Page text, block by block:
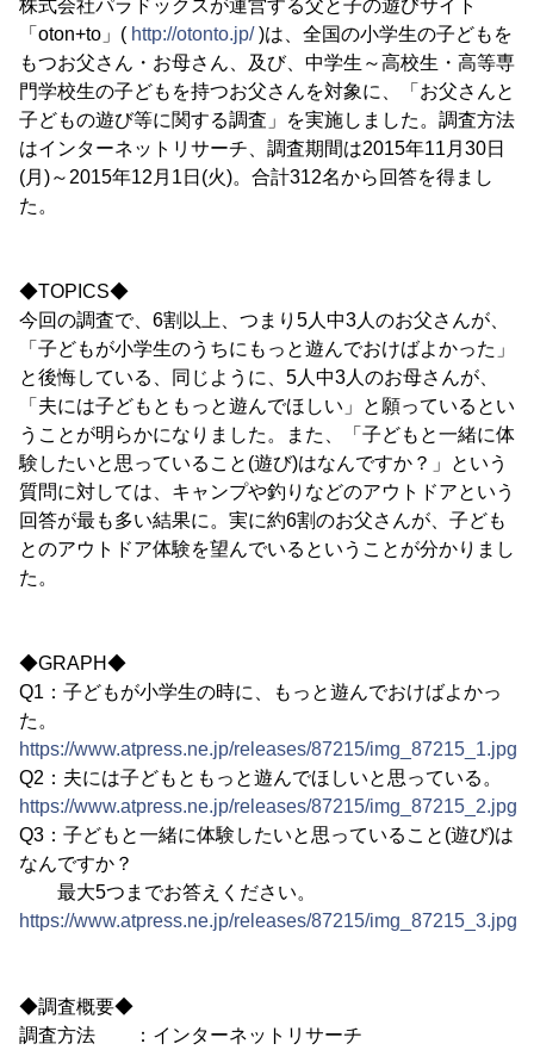
株式会社パラドックスが運営する父と子の遊びサイト
「oton+to」( http://otonto.jp/)は、全国の小学生の子どもを
もつお父さん・お母さん、及び、中学生～高校生・高等専
門学校生の子どもを持つお父さんを対象に、「お父さんと
子どもの遊び等に関する調査」を実施しました。調査方法
はインターネットリサーチ、調査期間は2015年11月30日
(月)～2015年12月1日(火)。合計312名から回答を得まし
た。
◆TOPICS◆
今回の調査で、6割以上、つまり5人中3人のお父さんが、
「子どもが小学生のうちにもっと遊んでおけばよかった」
と後悔している、同じように、5人中3人のお母さんが、
「夫には子どもともっと遊んでほしい」と願っているとい
うことが明らかになりました。また、「子どもと一緒に体
験したいと思っていること(遊び)はなんですか？」という
質問に対しては、キャンプや釣りなどのアウトドアという
回答が最も多い結果に。実に約6割のお父さんが、子ども
とのアウトドア体験を望んでいるということが分かりまし
た。
◆GRAPH◆
Q1：子どもが小学生の時に、もっと遊んでおけばよかっ
た。
https://www.atpress.ne.jp/releases/87215/img_87215_1.jpg
Q2：夫には子どもともっと遊んでほしいと思っている。
https://www.atpress.ne.jp/releases/87215/img_87215_2.jpg
Q3：子どもと一緒に体験したいと思っていること(遊び)は
なんですか？
最大5つまでお答えください。
https://www.atpress.ne.jp/releases/87215/img_87215_3.jpg
◆調査概要◆
調査方法 ：インターネットリサーチ